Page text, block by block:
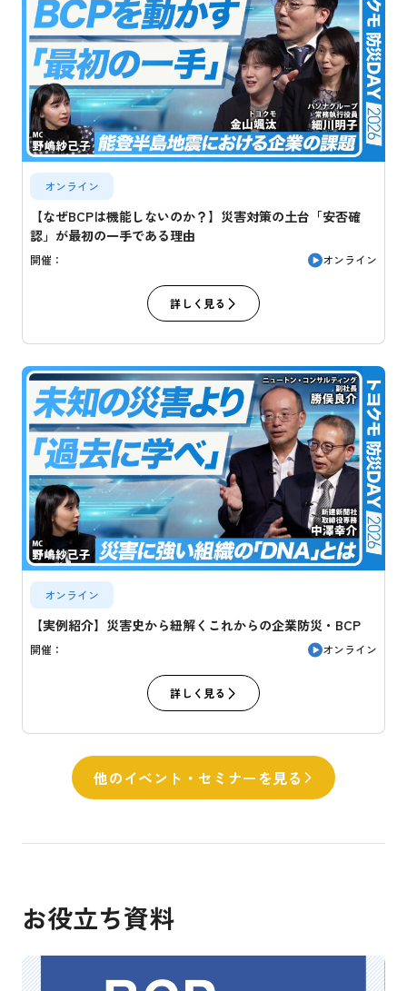
オンライン
【なぜBCPは機能しないのか？】災害対策の土台「安否確
認」が最初の一手である理由
開催： オンライン
詳しく見る
オンライン
【実例紹介】災害史から紐解くこれからの企業防災・BCP
開催： オンライン
詳しく見る
他のイベント・セミナーを見る
お役立ち資料